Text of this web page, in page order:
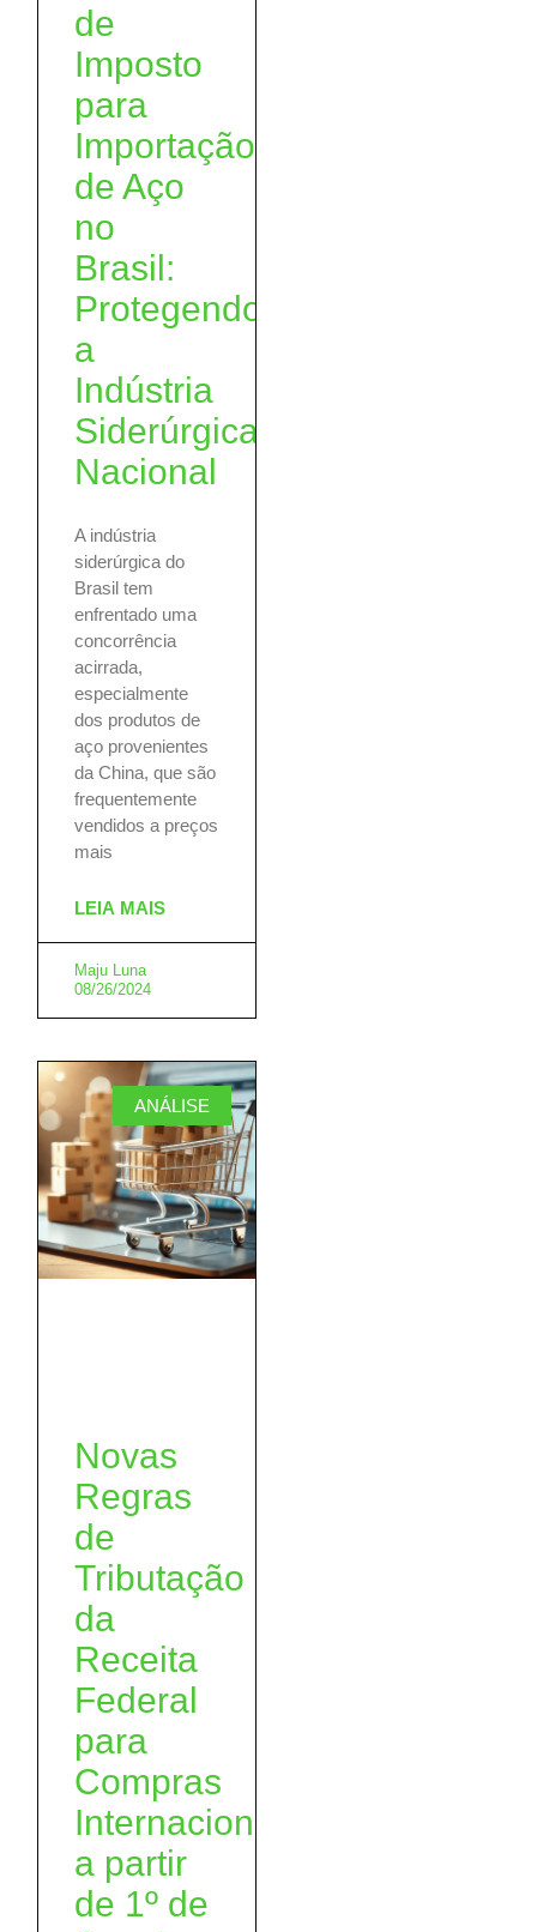
de
Imposto
para
Importação
de Aço
no
Brasil:
Protegendo
a
Indústria
Siderúrgica
Nacional
A indústria
siderúrgica do
Brasil tem
enfrentado uma
concorrência
acirrada,
especialmente
dos produtos de
aço provenientes
da China, que são
frequentemente
vendidos a preços
mais
LEIA MAIS
Maju Luna
08/26/2024
ANÁLISE
Novas
Regras
de
Tributação
da
Receita
Federal
para
Compras
Internacionais
a partir
de 1º de